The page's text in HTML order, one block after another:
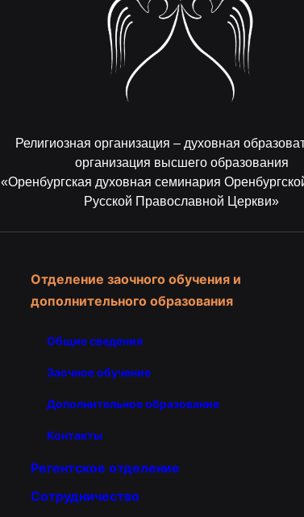
Религиозная организация – духовная
организация высшего образования
«Оренбургская духовная семинария
Русской Православной Церкви»
Отделение заочного обучения и
дополнительного образования
Общие сведения
Заочное обучение
Дополнительное образование
Контакты
Регентское отделение
Сотрудничество